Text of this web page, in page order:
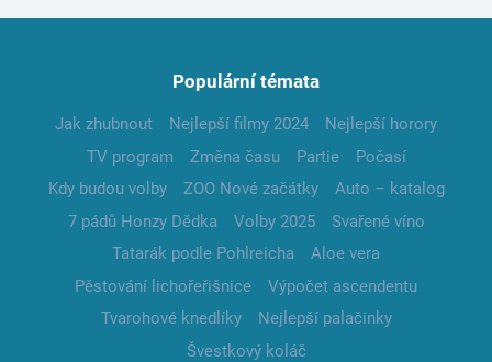
Populární témata
Jak zhubnout Nejlepší filmy 2024
Nejlepší horory
TV program
Změna času Partie
Počasí
Kdy budou volby
ZOO Nové začátky
Auto – katalog
7 pádů Honzy Dědka
Volby 2025
Svařené víno
Tatarák podle Pohlreicha
Aloe vera
Pěstování lichořeřišnice
Výpočet ascendentu
Tvarohové knedlíky
Nejlepší palačinky
Švestkový koláč